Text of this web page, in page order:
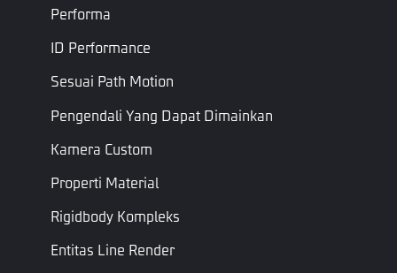
Performa
ID Performance
Sesuai Path Motion
Pengendali Yang Dapat Dimainkan
Kamera Custom
Properti Material
Rigidbody Kompleks
Entitas Line Render
Gabungkan